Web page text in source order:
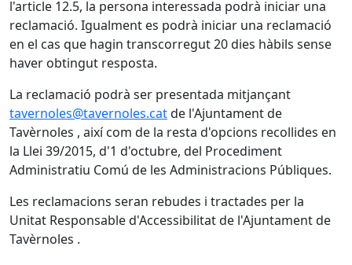
l'article 12.5, la persona interessada podrà iniciar una
reclamació. Igualment es podrà iniciar una reclamació
en el cas que hagin transcorregut 20 dies hàbils sense
haver obtingut resposta.
La reclamació podrà ser presentada mitjançant
tavernoles@tavernoles.catde l'Ajuntament de
Tavèrnoles , així com de la resta d'opcions recollides en
la Llei 39/2015, d'1 d'octubre, del Procediment
Administratiu Comú de les Administracions Públiques.
Les reclamacions seran rebudes i tractades per la
Unitat Responsable d'Accessibilitat de l'Ajuntament de
Tavèrnoles .